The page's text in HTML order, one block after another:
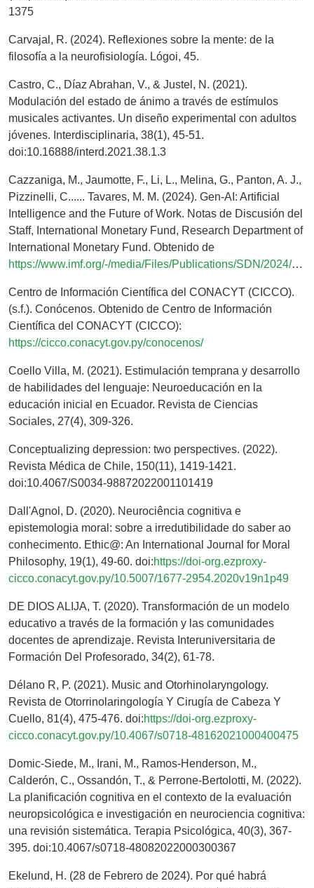
1375
Carvajal, R. (2024). Reflexiones sobre la mente: de la
filosofía a la neurofisiología. Lógoi, 45.
Castro, C., Díaz Abrahan, V., & Justel, N. (2021).
Modulación del estado de ánimo a través de estímulos
musicales activantes. Un diseño experimental con adultos
jóvenes. Interdisciplinaria, 38(1), 45-51.
doi:10.16888/interd.2021.38.1.3
Cazzaniga, M., Jaumotte, F., Li, L., Melina, G., Panton, A. J.,
Pizzinelli, C...... Tavares, M. M. (2024). Gen-AI: Artificial
Intelligence and the Future of Work. Notas de Discusión del
Staff, International Monetary Fund, Research Department of
International Monetary Fund. Obtenido de
https://www.imf.org/-/media/Files/Publications/SDN/2024/English/SDNEA2024001.ashx
Centro de Información Científica del CONACYT (CICCO).
(s.f.). Conócenos. Obtenido de Centro de Información
Científica del CONACYT (CICCO):
https://cicco.conacyt.gov.py/conocenos/
Coello Villa, M. (2021). Estimulación temprana y desarrollo
de habilidades del lenguaje: Neuroeducación en la
educación inicial en Ecuador. Revista de Ciencias
Sociales, 27(4), 309-326.
Conceptualizing depression: two perspectives. (2022).
Revista Médica de Chile, 150(11), 1419-1421.
doi:10.4067/S0034-98872022001101419
Dall'Agnol, D. (2020). Neurociência cognitiva e
epistemologia moral: sobre a irredutibilidade do saber ao
conhecimento. Ethic@: An International Journal for Moral
Philosophy, 19(1), 49-60. doi:https://doi-org.ezproxy-
cicco.conacyt.gov.py/10.5007/1677-2954.2020v19n1p49
DE DIOS ALIJA, T. (2020). Transformación de un modelo
educativo a través de la formación y las comunidades
docentes de aprendizaje. Revista Interuniversitaria de
Formación Del Profesorado, 34(2), 61-78.
Délano R, P. (2021). Music and Otorhinolaryngology.
Revista de Otorrinolaringología Y Cirugía de Cabeza Y
Cuello, 81(4), 475-476. doi:https://doi-org.ezproxy-
cicco.conacyt.gov.py/10.4067/s0718-48162021000400475
Domic-Siede, M., Irani, M., Ramos-Henderson, M.,
Calderón, C., Ossandón, T., & Perrone-Bertolotti, M. (2022).
La planificación cognitiva en el contexto de la evaluación
neuropsicológica e investigación en neurociencia cognitiva:
una revisión sistemática. Terapia Psicológica, 40(3), 367-
395. doi:10.4067/s0718-48082022000300367
Ekelund, H. (28 de Febrero de 2024). Por qué habrá